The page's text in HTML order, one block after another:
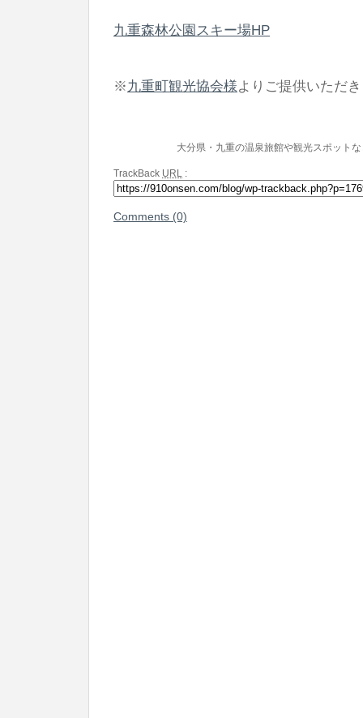
九重森林公園スキー場HP
※九重町観光協会様よりご提供いただ
大分県・九重の温泉旅館や観光スポット
TrackBack URL :
Comments (0)